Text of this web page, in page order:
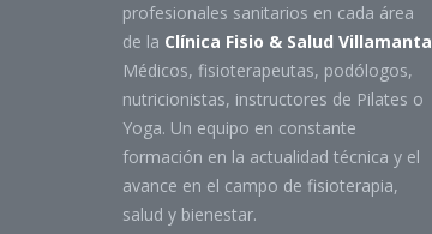
profesionales sanitarios en cada área
de la Clínica Fisio & Salud Villamanta
Médicos, fisioterapeutas, podólogos,
nutricionistas, instructores de Pilates o
Yoga. Un equipo en constante
formación en la actualidad técnica y el
avance en el campo de fisioterapia,
salud y bienestar.